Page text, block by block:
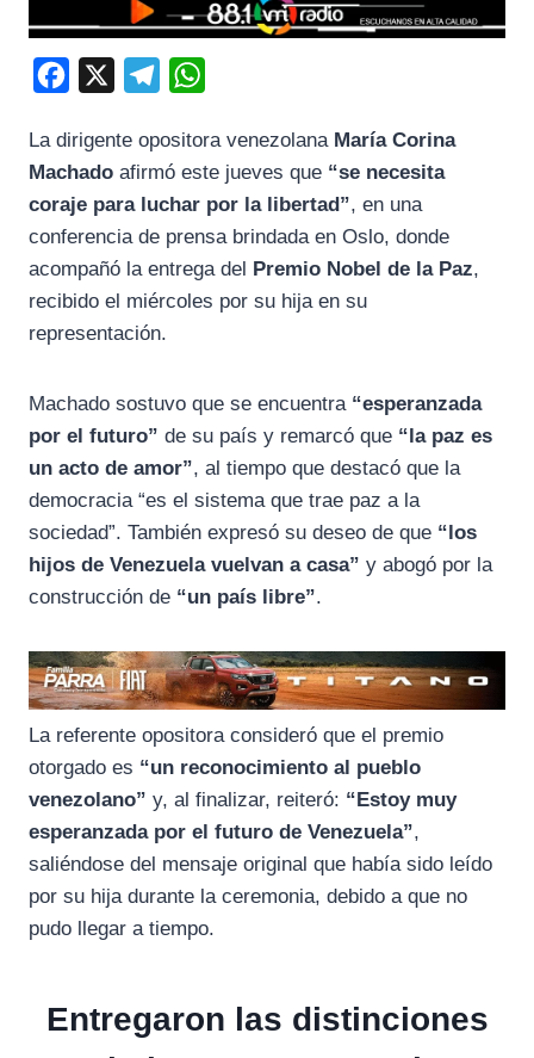
c
e
b
o
k
l
e
g
a
t
s
La dirigente opositora venezolana María Corina
Machado afirmó este jueves que “se necesita
coraje para luchar por la libertad”, en una
conferencia de prensa brindada en Oslo, donde
acompañó la entrega del Premio Nobel de la Paz,
recibido el miércoles por su hija en su
representación.
Machado sostuvo que se encuentra “esperanzada
por el futuro” de su país y remarcó que “la paz es
un acto de amor”, al tiempo que destacó que la
democracia “es el sistema que trae paz a la
sociedad”. También expresó su deseo de que “los
hijos de Venezuela vuelvan a casa” y abogó por la
construcción de “un país libre”.
La referente opositora consideró que el premio
otorgado es “un reconocimiento al pueblo
venezolano” y, al finalizar, reiteró: “Estoy muy
esperanzada por el futuro de Venezuela”,
saliéndose del mensaje original que había sido leído
por su hija durante la ceremonia, debido a que no
pudo llegar a tiempo.
Entregaron las distinciones